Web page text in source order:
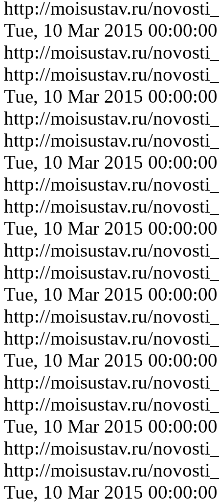
http://moisustav.ru/
Tue, 10 Mar 2015
http://moisustav.ru/
http://moisustav.ru/
Tue, 10 Mar 2015
http://moisustav.ru/
http://moisustav.ru/
Tue, 10 Mar 2015
http://moisustav.ru/
http://moisustav.ru/
Tue, 10 Mar 2015
http://moisustav.ru/
http://moisustav.ru/
Tue, 10 Mar 2015
http://moisustav.ru/
http://moisustav.ru/
Tue, 10 Mar 2015
http://moisustav.ru/
http://moisustav.ru/
Tue, 10 Mar 2015
http://moisustav.ru/
http://moisustav.ru/
Tue, 10 Mar 2015